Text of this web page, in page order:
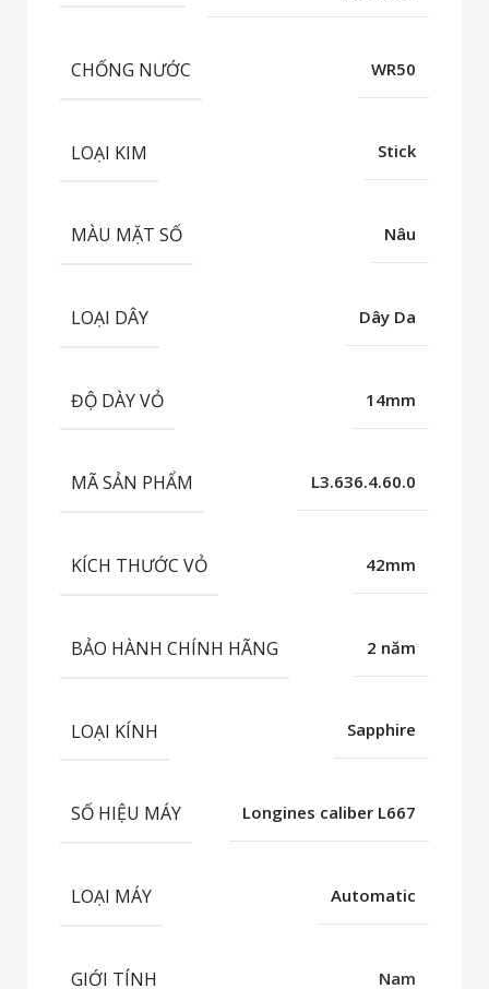
CHỐNG NƯỚC WR50
LOẠI KIM Stick
MÀU MẶT SỐ Nâu
LOẠI DÂY Dây Da
ĐỘ DÀY VỎ 14mm
MÃ SẢN PHẨM L3.636.4.60.0
KÍCH THƯỚC VỎ 42mm
BẢO HÀNH CHÍNH HÃNG 2 năm
LOẠI KÍNH Sapphire
SỐ HIỆU MÁY Longines caliber L667
LOẠI MÁY Automatic
GIỚI TÍNH Nam